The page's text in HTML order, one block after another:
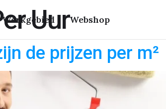
Werkgebied Webshop
Uur
de prijzen per m²